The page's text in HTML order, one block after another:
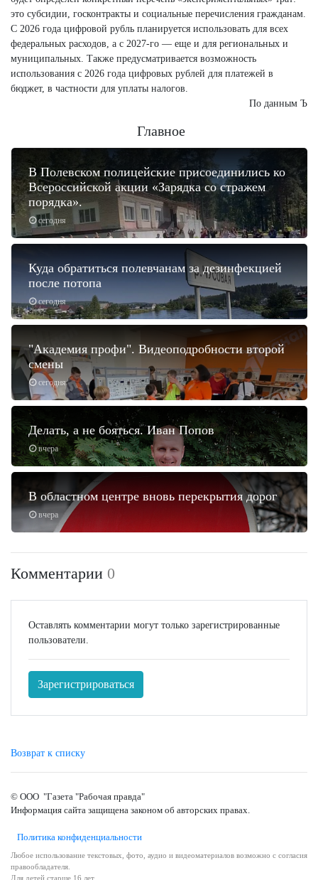
это субсидии, госконтракты и социальные перечисления гражданам.
С 2026 года цифровой рубль планируется использовать для всех
федеральных расходов, а с 2027-го — еще и для региональных и
муниципальных. Также предусматривается возможность
использования с 2026 года цифровых рублей для платежей в
бюджет, в частности для уплаты налогов.
По данным Ъ
Главное
сегодня
В Полевском полицейские присоединились ко
Всероссийской акции «Зарядка со стражем
порядка».
сегодня
Куда обратиться полевчанам за дезинфекцией
после потопа
сегодня
"Академия профи". Видеоподробности второй
смены
вчера
Делать, а не бояться. Иван Попов
вчера
В областном центре вновь перекрытия дорог
Комментарии 0
Оставлять комментарии могут только зарегистрированные
пользователи.
Зарегистрироваться
Возврат к списку
© ООО "Газета "Рабочая правда"
Информация сайта защищена законом об авторских правах.
Политика конфиденциальности
Любое использование текстовых, фото, аудио и видеоматериалов возможно с согласия
правообладателя.
Для детей старше 16 лет.